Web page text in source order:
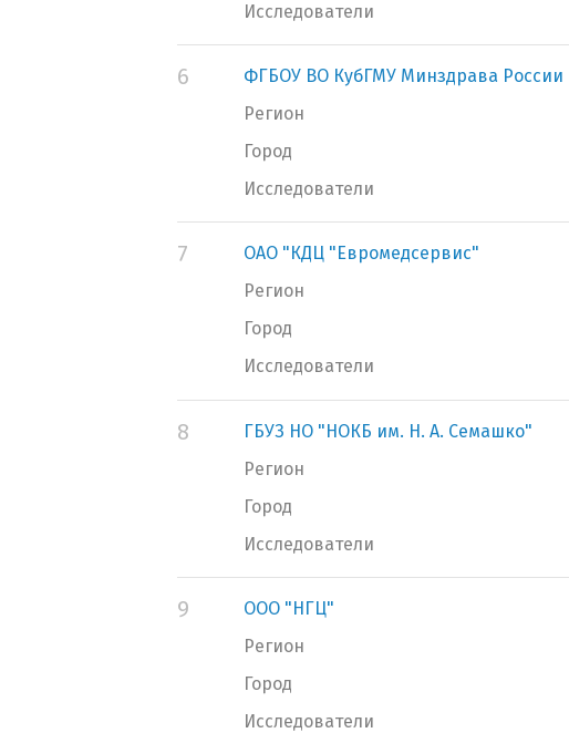
Исследователи
6
ФГБОУ ВО КубГМУ Минздрава России
Регион
Город
Исследователи
7
ОАО "КДЦ "Евромедсервис"
Регион
Город
Исследователи
8
ГБУЗ НО "НОКБ им. Н. А. Семашко"
Регион
Город
Исследователи
9
ООО "НГЦ"
Регион
Город
Исследователи